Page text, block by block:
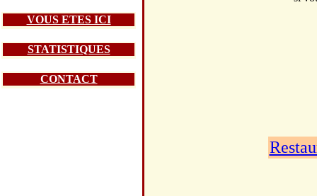
VOUS ETES ICI
STATISTIQUES
CONTACT